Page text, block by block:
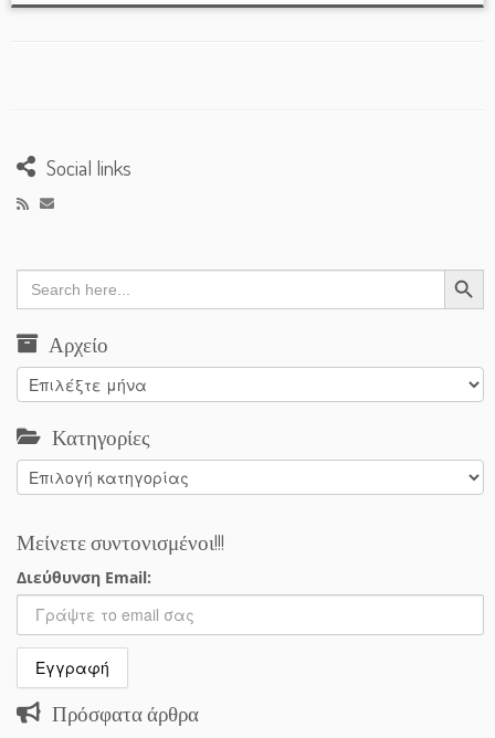
Social links
Search
for:
Search Button
Αρχείο
Αρχείο
Κατηγορίες
Κατηγορίες
Μείνετε συντονισμένοι!!!
Διεύθυνση Email:
Πρόσφατα άρθρα